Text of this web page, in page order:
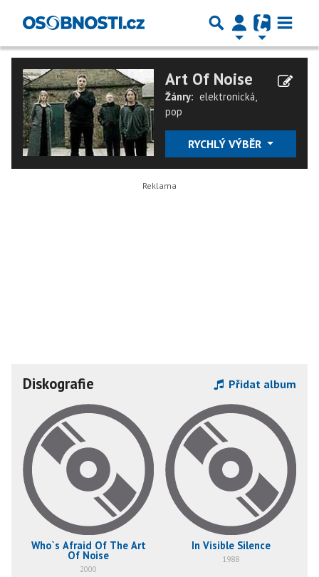
Art Of Noise
Žánry: elektronická,
pop
RYCHLÝ VÝBĚR
Diskografie Přidat album
Who`s Afraid Of The Art
Of Noise
2000
In Visible Silence
1988